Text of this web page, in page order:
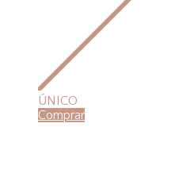
ÚNICO
Comprar